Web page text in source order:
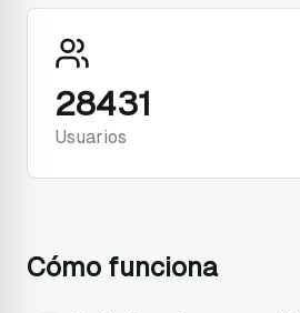
28431
Usuarios
Cómo funciona